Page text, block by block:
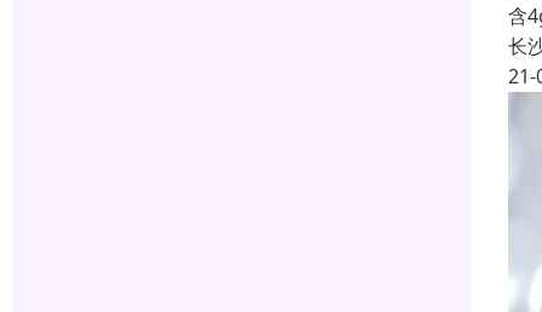
含
长
21-